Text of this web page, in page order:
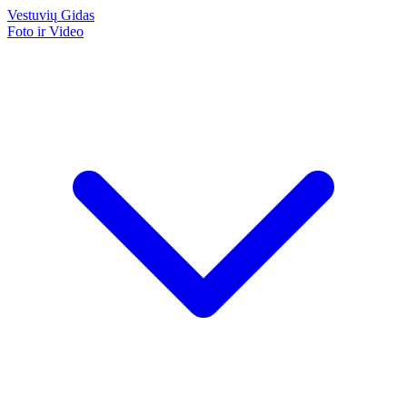
Vestuvių Gidas
Foto ir Video